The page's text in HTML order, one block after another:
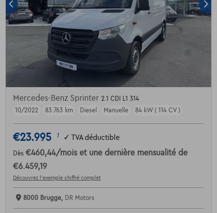
Mercedes-Benz Sprinter 2.1 CDI L1 314
10/2022
83.763 km Diesel Manuelle 84 kW ( 114 CV )
€23.995 1 ✓ TVA déductible
Dès €460,44/mois et une dernière mensualité de
€6.459,19
Découvrez l’exemple chiffré complet
8000 Brugge, DR Motors